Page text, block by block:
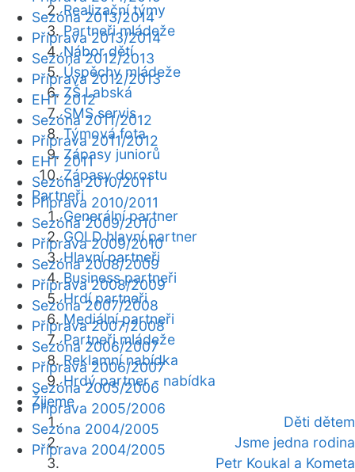
Realizační týmy
Partneři mládeže
Nábor dětí
Úspěchy mládeže
ZŠ Labská
SMS servis
Týmová fota
Zápasy juniorů
Zápasy dorostu
Partneři
Generální partner
GOLD hlavní partner
Hlavní partneři
Business partneři
Hrdí partneři
Mediální partneři
Partneři mládeže
Reklamní nabídka
Hrdý partner - nabídka
Žijeme
Děti dětem
Jsme jedna rodina
Petr Koukal a Kometa
Sezóna 2013/2014
Příprava 2013/2014
Sezóna 2012/2013
Příprava 2012/2013
EHT 2012
Sezóna 2011/2012
Příprava 2011/2012
EHT 2011
Sezóna 2010/2011
Příprava 2010/2011
Sezóna 2009/2010
Příprava 2009/2010
Sezóna 2008/2009
Příprava 2008/2009
Sezóna 2007/2008
Příprava 2007/2008
Sezóna 2006/2007
Příprava 2006/2007
Sezóna 2005/2006
Příprava 2005/2006
Sezóna 2004/2005
Příprava 2004/2005